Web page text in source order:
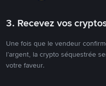
3. Recevez vos
Une fois que le vendeur
l’argent, la crypto séquestrée
votre faveur.